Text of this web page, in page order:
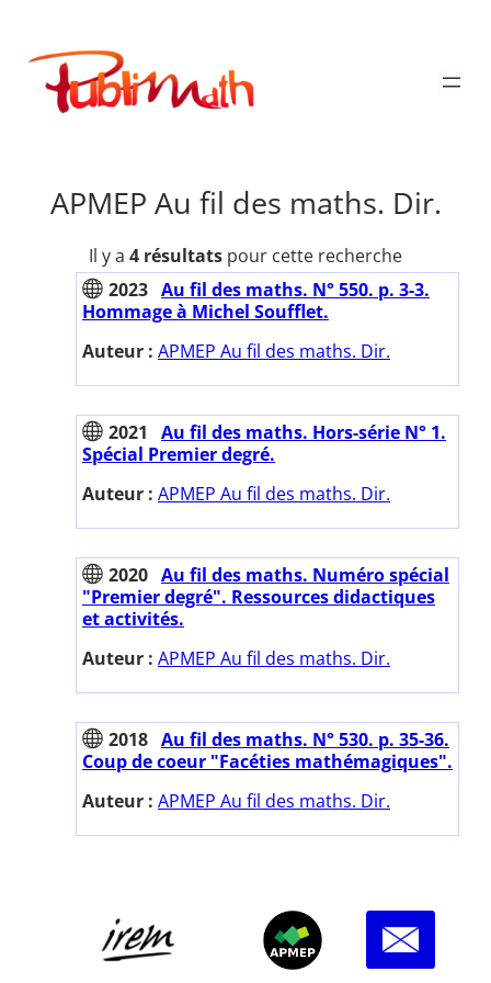
contenu
Publimath
APMEP Au fil des maths. Dir.
Il y a 4 résultats pour cette recherche
2023 Au fil des maths. N° 550. p. 3-3.
Hommage à Michel Soufflet.
Auteur : APMEP Au fil des maths. Dir.
2021
Au fil des maths. Hors-série N° 1.
Spécial Premier degré.
Auteur : APMEP Au fil des maths. Dir.
2020 Au fil des maths. Numéro spécial
"Premier degré". Ressources didactiques
et activités.
Auteur : APMEP Au fil des maths. Dir.
2018 Au fil des maths. N° 530. p. 35-36.
Coup de coeur "Facéties mathémagiques".
Auteur : APMEP Au fil des maths. Dir.